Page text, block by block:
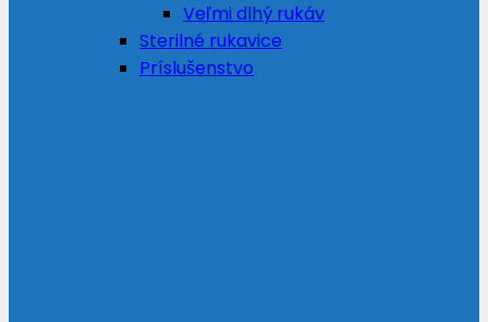
Veľmi dlhý rukáv
Sterilné rukavice
Príslušenstvo